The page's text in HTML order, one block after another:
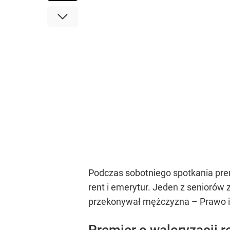
Podczas sobotniego spotkania
rent i emerytur. Jeden z seniorów
przekonywał mężczyzna –